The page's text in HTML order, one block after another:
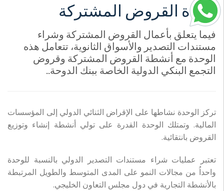
وحدة القروض المشتركة
فيما يتعلق بأعمال القروض المشتركة وشراء
مستندات التصدير والأسواق الثانوية، تتعامل هذه
الوحدة مع أنشطة القروض المشتركة وقروض
التجمع البنكي الدولية الخاصة ببنك الدوحة..
تركز الوحدة نشاطها على الإقراض الثنائي الدولي إلى المؤسسات
المالية. وتمتلك الوحدة القدرة على تولي أنشطة إنشاء وتوزيع
القروض بانتقائية.
تعتبر عمليات شراء مستندات التصدير الدولي بالنسبة للوحدة
واحداُ من مجالات النمو على المدى المتوسط والطويل المرتبطة
بالأنشطة التجارية في دول مجلس التعاون الخليجي.